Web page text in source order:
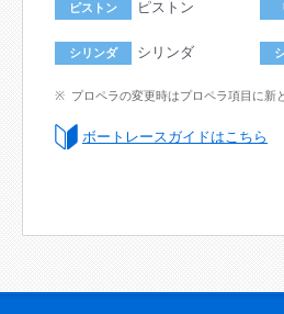
ピストン ピストン
シリンダ シリンダ
プロペラの変更時はプロペラ項目に新
ボートレースガイドはこちら